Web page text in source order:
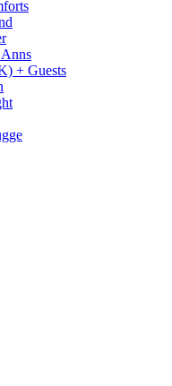
+ Guests